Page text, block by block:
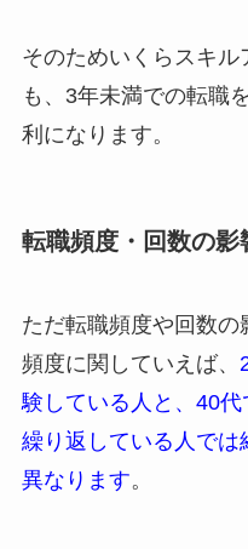
そのためいくらスキ
も、3年未満での転職
利になります。
転職頻度・回数の影
ただ転職頻度や回数の
頻度に関していえば、
験している人と、40
繰り返している人では
異なります。